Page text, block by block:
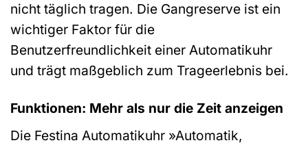
nicht täglich tragen. Die Gangreserve ist ein
wichtiger Faktor für die
Benutzerfreundlichkeit einer Automatikuhr
und trägt maßgeblich zum Trageerlebnis bei.
Funktionen: Mehr als nur die Zeit anzeigen
Die Festina Automatikuhr »Automatik,